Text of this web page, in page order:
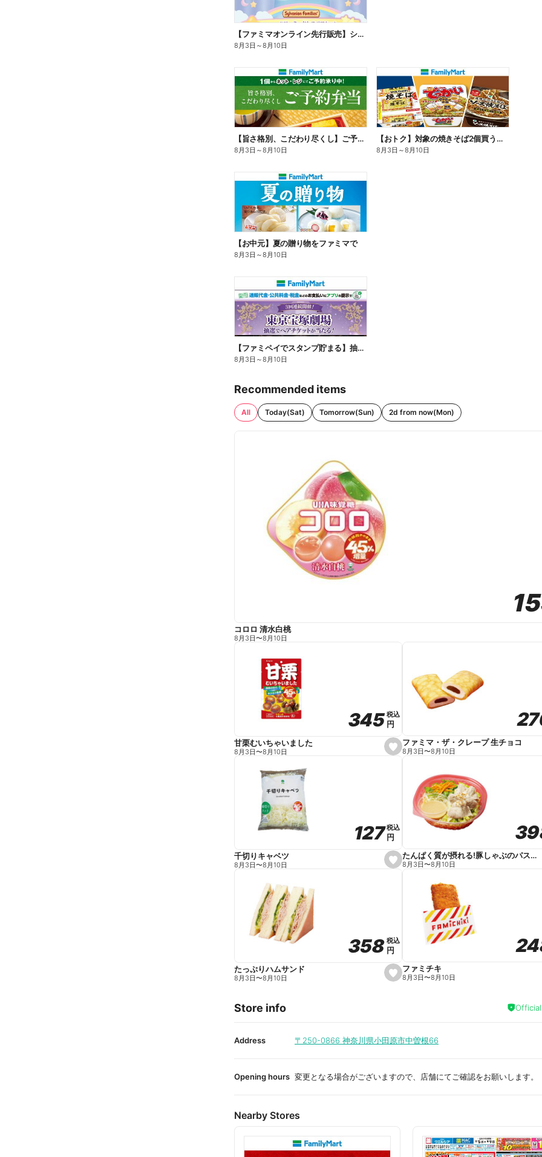
【ファミマオンライン先行販売】シルバニアファミリー
8月3日 ～8月10日
【旨さ格別、こだわり尽くし】ご予約弁当
8月3日 ～8月10日
【おトク】対象の焼きそば2個買うと100円引き!
8月3日 ～8月10日
【お中元】夏の贈り物をファミマで
8月3日 ～8月10日
【ファミペイでスタンプ貯まる】抽選でペアチケットが当たる!
8月3日 ～8月10日
Recommended items
All Today(Sat) Tomorrow(Sun) 2d from now(Mon)
コロロ 清水白桃
8月3日〜8月10日
s
e
e
345
345税込
税込
円
円
甘栗むいちゃいました
8月3日〜8月10日
ファミマ・ザ・クレープ 生チョコ
8月3日〜8月10日
s
e
e
127
127税込
税込
円
円
千切りキャベツ
8月3日〜8月10日
たんぱく質が摂れる!豚しゃぶのパスタサラダ
8月3日〜8月10日
s
e
i
t
358
358税込
税込
円
円
たっぷりハムサンド
8月3日〜8月10日
ファミチキ
8月3日〜8月10日
Store info
Address 〒250-0866 神奈川県小田原市中曽根66
Opening hours 変更となる場合がございますので、店舗にてご確認をお願いします。
Nearby Stores